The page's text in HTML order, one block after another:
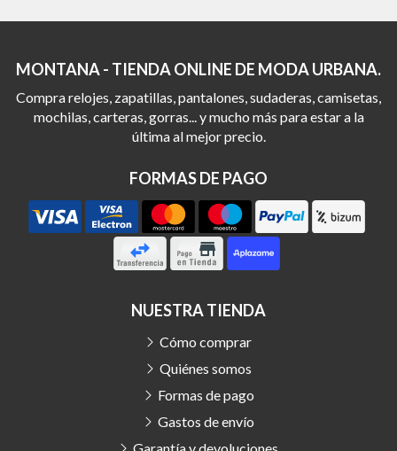
MONTANA - TIENDA ONLINE DE MODA URBANA.
Compra relojes, zapatillas, pantalones, sudaderas, camisetas,
mochilas, carteras, gorras... y mucho más para estar a la
última al mejor precio.
FORMAS DE PAGO
NUESTRA TIENDA
Cómo comprar
Quiénes somos
Formas de pago
Gastos de envío